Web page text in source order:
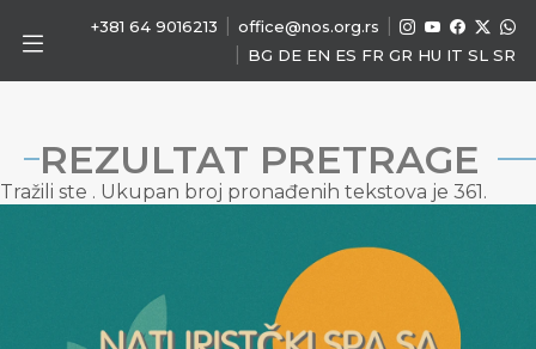
+381 64 9016213 office@nos.org.rs
BG DE EN ES FR GR HU IT SL SR
REZULTAT PRETRAGE
Tražili ste . Ukupan broj pronađenih tekstova je 361.